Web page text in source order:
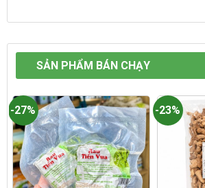
SẢN PHẨM BÁN CHẠY
-27% -23%